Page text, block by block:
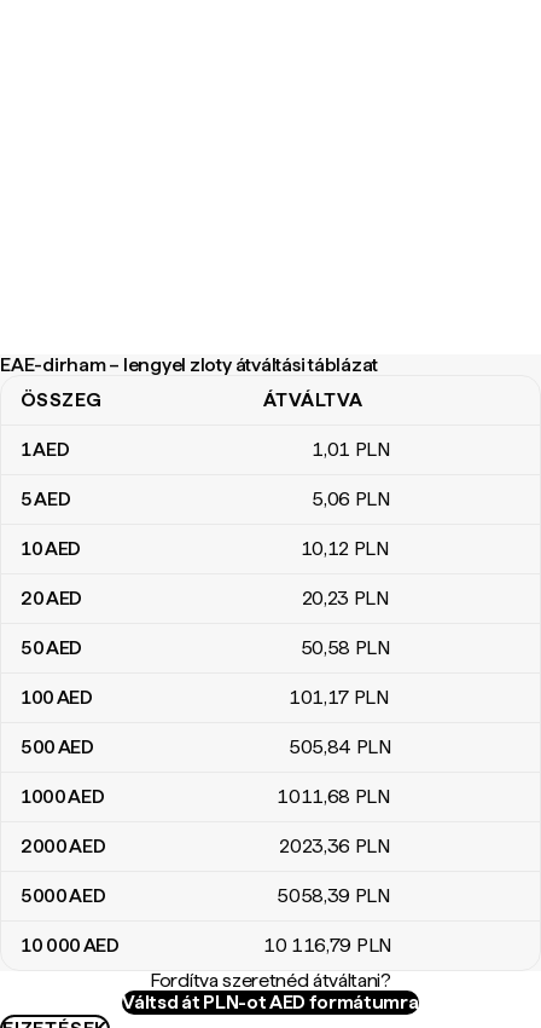
EAE-dirham – lengyel zloty átváltási táblázat
EAE-dirham – lengyel zloty átváltási táblázat
ÖSSZEG ÁTVÁLTVA
1AED 1,01 PLN
5AED 5,06 PLN
10AED 10,12 PLN
20AED 20,23 PLN
50AED 50,58 PLN
100AED 101,17 PLN
500AED 505,84 PLN
1000AED 1011,68 PLN
2000AED 2023,36 PLN
5000AED 5058,39 PLN
10 000AED 10 116,79 PLN
Fordítva szeretnéd átváltani?
Váltsd át PLN-ot AED formátumra